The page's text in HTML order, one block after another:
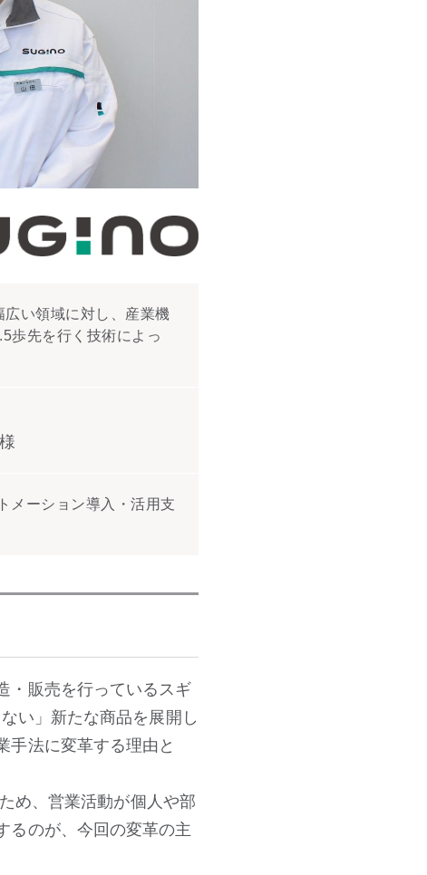
い領域に対し、産業機
歩先を行く技術によっ
メーション導入・活用支
・販売を行っているスギ
い」新たな商品を展開し
手法に変革する理由と
め、営業活動が個人や部
るのが、今回の変革の主